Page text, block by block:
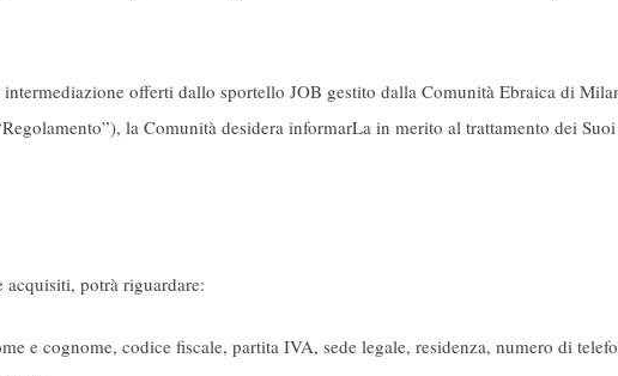
offerti dallo sportello JOB gestito dalla Comunità Ebraica di
la Comunità desidera informarLa in merito al trattamento dei
potrà riguardare:
e cognome, codice fiscale, partita IVA, sede legale, residenza, numero di